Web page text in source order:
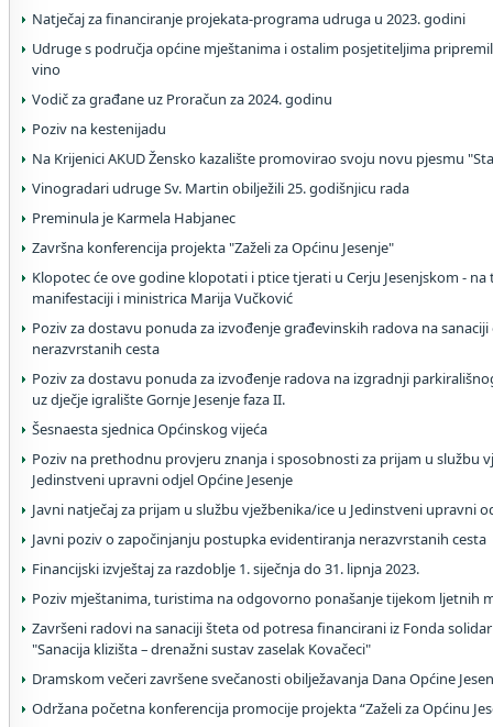
Natječaj za financiranje projekata-programa udruga u 2023. godini
Udruge s područja općine mještanima i ostalim posjetiteljima
vino
Vodič za građane uz Proračun za 2024. godinu
Poziv na kestenijadu
Na Krijenici AKUD Žensko kazalište promovirao svoju novu pjesmu
Vinogradari udruge Sv. Martin obilježili 25. godišnjicu rada
Preminula je Karmela Habjanec
Završna konferencija projekta "Zaželi za Općinu Jesenje"
Klopotec će ove godine klopotati i ptice tjerati u Cerju Jesenjskom -
manifestaciji i ministrica Marija Vučković
Poziv za dostavu ponuda za izvođenje građevinskih radova na
nerazvrstanih cesta
Poziv za dostavu ponuda za izvođenje radova na izgradnji
uz dječje igralište Gornje Jesenje faza II.
Šesnaesta sjednica Općinskog vijeća
Poziv na prethodnu provjeru znanja i sposobnosti za prijam u službu
Jedinstveni upravni odjel Općine Jesenje
Javni natječaj za prijam u službu vježbenika/ice u Jedinstveni upravni
Javni poziv o započinjanju postupka evidentiranja nerazvrstanih cesta
Financijski izvještaj za razdoblje 1. siječnja do 31. lipnja 2023.
Poziv mještanima, turistima na odgovorno ponašanje tijekom ljetnih
Završeni radovi na sanaciji šteta od potresa financirani iz Fonda
"Sanacija klizišta – drenažni sustav zaselak Kovačeci"
Dramskom večeri završene svečanosti obilježavanja Dana Općine
Održana početna konferencija promocije projekta “Zaželi za Općinu